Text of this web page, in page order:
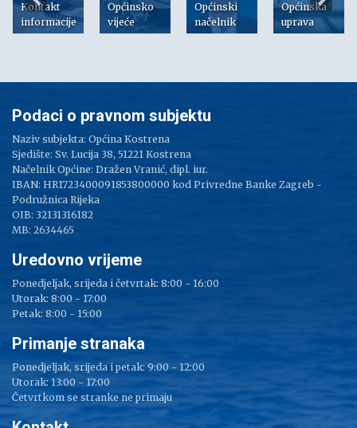
Kontakt
informacije
Općinsko
vijeće
Općinski
načelnik
Općinska
uprava
Podaci o pravnom subjektu
Naziv subjekta: Općina Kostrena
Sjedište: Sv. Lucija 38, 51221 Kostrena
Načelnik Općine: Dražen Vranić, dipl. iur.
IBAN: HR1723400091853800000 kod Privredne Banke Zagreb -
Podružnica Rijeka
OIB: 32131316182
MB: 2634465
Uredovno vrijeme
Ponedjeljak, srijeda i četvrtak: 8:00 - 16:00
Utorak: 8:00 - 17:00
Petak: 8:00 - 15:00
Primanje stranaka
Ponedjeljak, srijeda i petak: 9:00 - 12:00
Utorak: 13:00 - 17:00
Četvrtkom se stranke ne primaju